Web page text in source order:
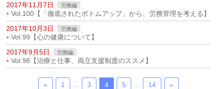
2017年11月7日
労務編
Vol.100【「徹底されたボトムアップ」から、労務管理を考える】
2017年10月3日
労務編
Vol.99【心の健康について】
2017年9月5日
労務編
Vol.98【治療と仕事、両立支援制度のススメ】
« 1 3 4 5 14 »